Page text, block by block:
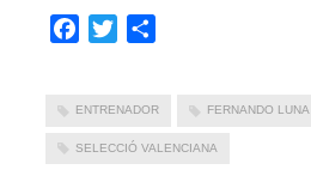
Facebook
Twitter
ENTRENADOR FERNANDO LUNA
SELECCIÓ VALENCIANA